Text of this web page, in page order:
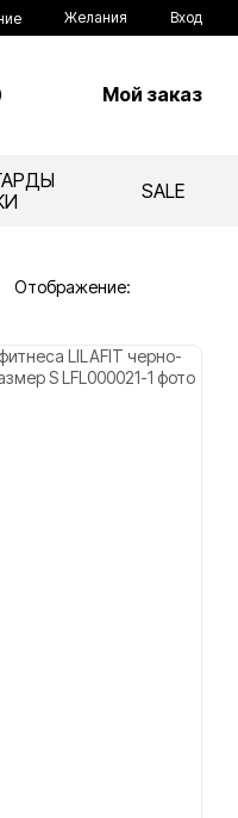
Желания Вход
Мой заказ
SALE
Отображение: